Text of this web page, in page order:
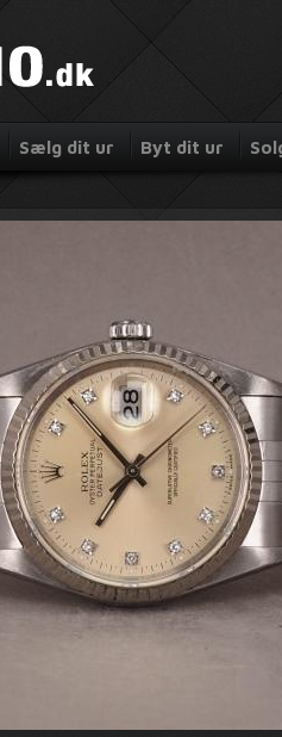
Sælg dit ur Byt dit ur